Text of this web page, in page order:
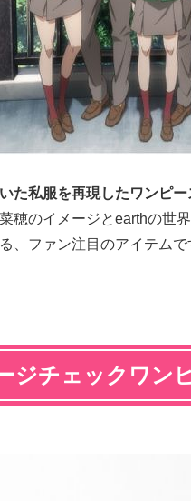
た私服を再現したワンピー
穂のイメージとearthの世
、ファン注目のアイテムで
ジチェックワン